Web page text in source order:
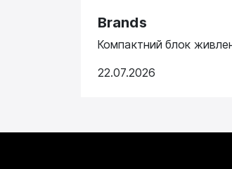
Brands
Компактний блок
22.07.2026